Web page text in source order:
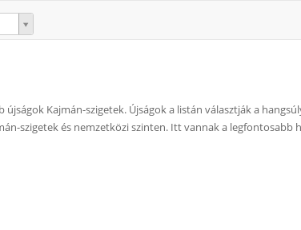
Kajmán-szigetek. Újságok a listán választják a
szigetek és nemzetközi szinten. Itt vannak a legfontosabb